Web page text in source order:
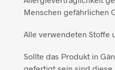
Menschen gefährlichen
Alle verwendeten Stoffe
Sollte das Produkt in